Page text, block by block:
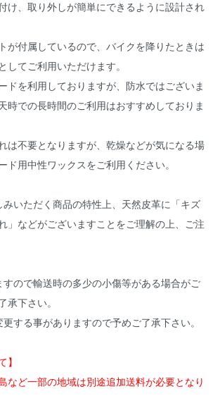
け、取り外しが簡単にできるように設計され
が付属しているので、バイクを降りたときは
してご利用いただけます。
ドを利用しておりますが、防水ではございま
時での長時間のご利用はおすすめしておりま
は不要となりますが、乾燥などが気になる場
ド用中性ワックスをご利用ください。
いただく商品の特性上、天然皮革に「キズ
」などがございますことをご理解の上、ご注
ので輸送時の多少の小傷等がある場合がご
承下さい。
する事がありますので予めご了承下さい。
】
など一部の地域は別途追加送料が必要となり